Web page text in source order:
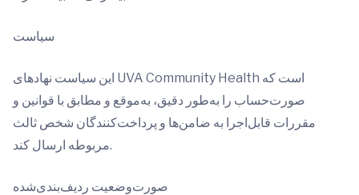
سیاست
این سیاست نهادهای UVA Community Health است که
صورت‌حساب را به‌طور دقیق، به‌موقع و مطابق با قوانین و
مقررات قابل‌اجرا به ضامن‌ها و پرداخت‌کنندگان شخص ثالث
مربوطه ارسال کند.
صورت‌وضعیت ردیف‌بندی‌شده